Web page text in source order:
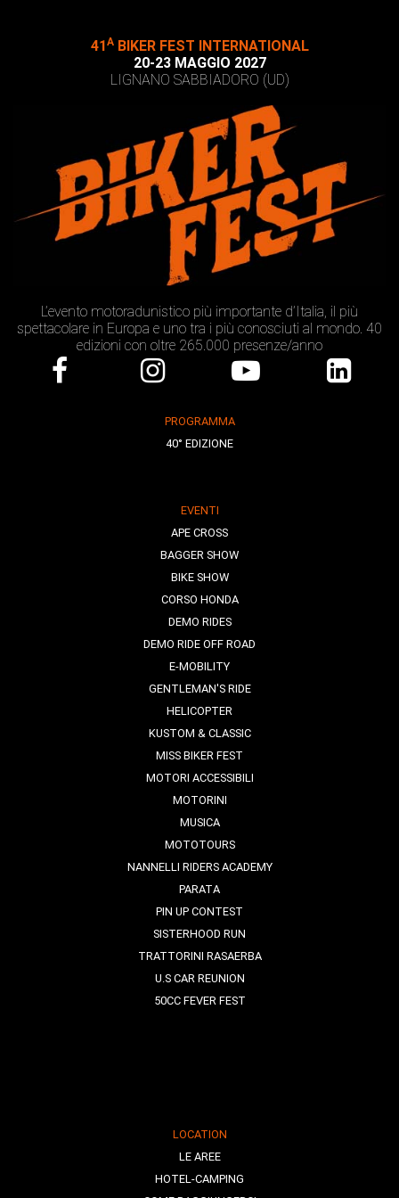
41 ABIKER FEST INTERNATIONAL
20-23 MAGGIO 2027
LIGNANO SABBIADORO (UD)
L’evento motoradunistico più importante d’Italia, il più
spettacolare in Europa e uno tra i più conosciuti al mondo. 40
edizioni con oltre 265.000 presenze/anno
PROGRAMMA
40° EDIZIONE
EVENTI
APE CROSS
BAGGER SHOW
BIKE SHOW
CORSO HONDA
DEMO RIDES
DEMO RIDE OFF ROAD
E-MOBILITY
GENTLEMAN'S RIDE
HELICOPTER
KUSTOM & CLASSIC
MISS BIKER FEST
MOTORI ACCESSIBILI
MOTORINI
MUSICA
MOTOTOURS
NANNELLI RIDERS ACADEMY
PARATA
PIN UP CONTEST
SISTERHOOD RUN
TRATTORINI RASAERBA
U.S CAR REUNION
50CC FEVER FEST
LOCATION
LE AREE
HOTEL-CAMPING